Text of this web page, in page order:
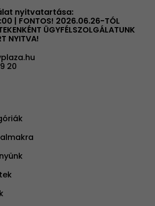
nyitvatartása:
| FONTOS! 2026.06.26-TÓL
ÜGYFÉLSZOLGÁLATUNK
NYITVA!
20